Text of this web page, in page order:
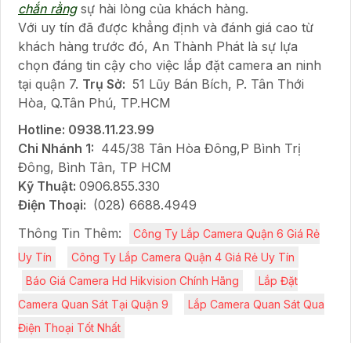
chắn rằngsự hài lòng của khách hàng.
Với uy tín đã được khẳng định và đánh giá cao từ
khách hàng trước đó, An Thành Phát là sự lựa
chọn đáng tin cậy cho việc lắp đặt camera an ninh
tại quận 7. Trụ Sở: 51 Lũy Bán Bích, P. Tân Thới
Hòa, Q.Tân Phú, TP.HCM
Hotline: 0938.11.23.99
Chi Nhánh 1: 445/38 Tân Hòa Đông,P Bình Trị
Đông, Bình Tân, TP HCM
Kỹ Thuật: 0906.855.330
Điện Thoại: (028) 6688.4949
Thông Tin Thêm:
Công Ty Lắp Camera Quận 6 Giá Rẻ
Uy Tín
Công Ty Lắp Camera Quận 4 Giá Rẻ Uy Tín
Báo Giá Camera Hd Hikvision Chính Hãng
Lắp Đặt
Camera Quan Sát Tại Quận 9
Lắp Camera Quan Sát Qua
Điện Thoại Tốt Nhất